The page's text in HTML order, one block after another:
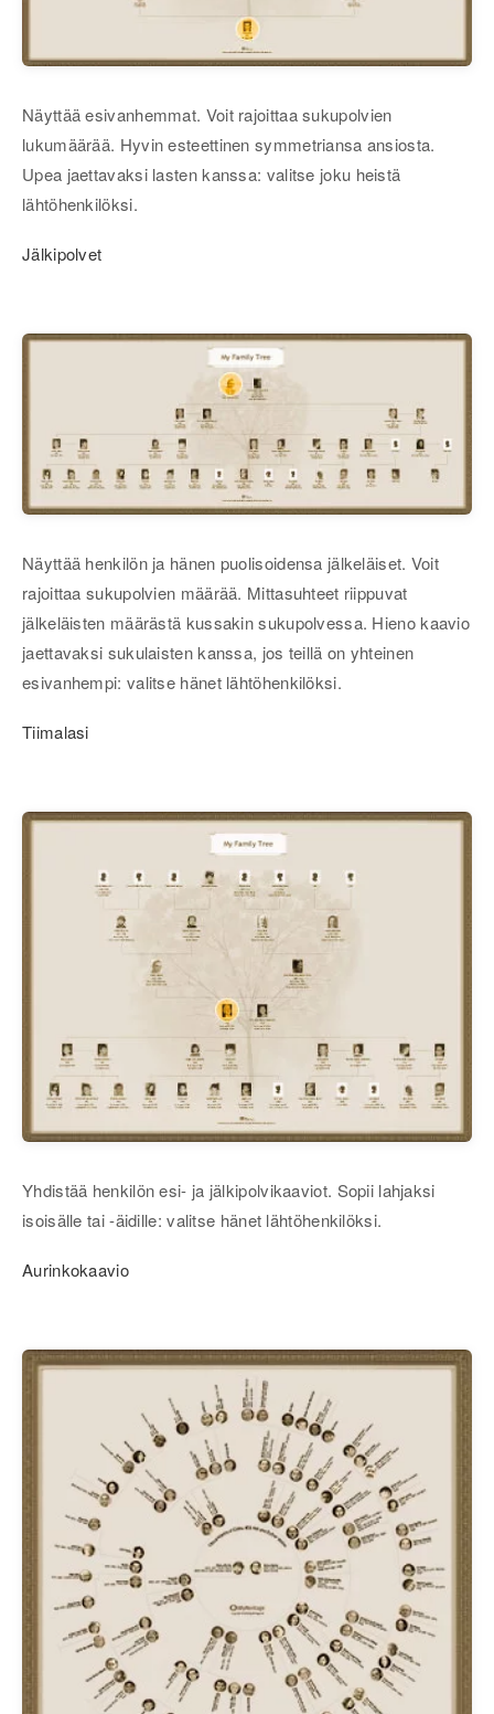
Näyttää esivanhemmat. Voit rajoittaa sukupolvien
lukumäärää. Hyvin esteettinen symmetriansa ansiosta.
Upea jaettavaksi lasten kanssa: valitse joku heistä
lähtöhenkilöksi.
Jälkipolvet
Näyttää henkilön ja hänen puolisoidensa jälkeläiset. Voit
rajoittaa sukupolvien määrää. Mittasuhteet riippuvat
jälkeläisten määrästä kussakin sukupolvessa. Hieno kaavio
jaettavaksi sukulaisten kanssa, jos teillä on yhteinen
esivanhempi: valitse hänet lähtöhenkilöksi.
Tiimalasi
Yhdistää henkilön esi- ja jälkipolvikaaviot. Sopii lahjaksi
isoisälle tai -äidille: valitse hänet lähtöhenkilöksi.
Aurinkokaavio